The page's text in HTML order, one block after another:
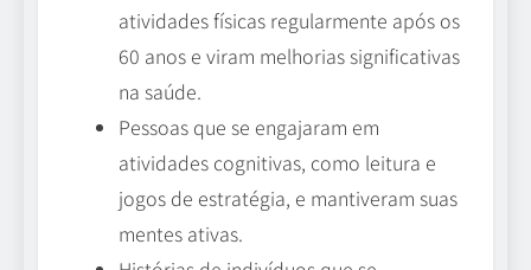
atividades físicas regularmente após os
60 anos e viram melhorias significativas
na saúde.
Pessoas que se engajaram em
atividades cognitivas, como leitura e
jogos de estratégia, e mantiveram suas
mentes ativas.